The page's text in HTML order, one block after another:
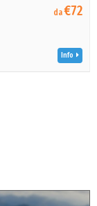
da€72
Info